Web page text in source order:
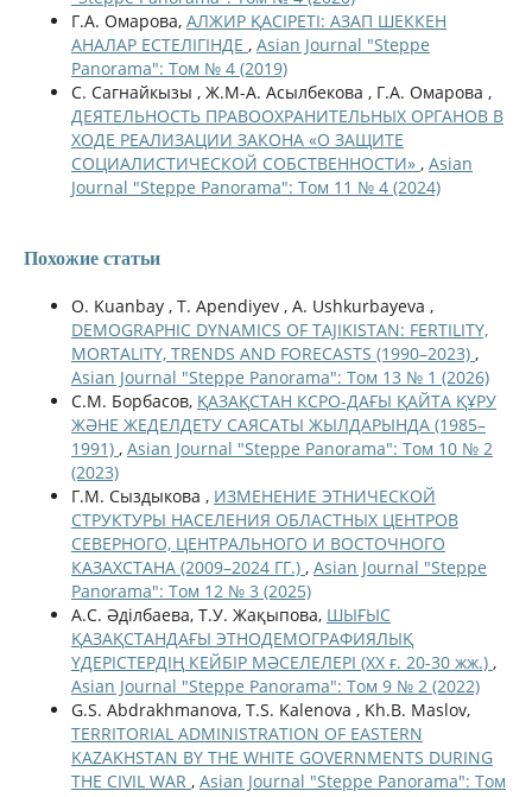
Г.А. Омарова, АЛЖИР ҚАСІРЕТІ: АЗАП ШЕККЕН
АНАЛАР ЕСТЕЛІГІНДЕ , Asian Journal "Steppe
Panorama": Том № 4 (2019)
С. Сагнайкызы , Ж.М-А. Асылбекова , Г.А. Омарова ,
ДЕЯТЕЛЬНОСТЬ ПРАВООХРАНИТЕЛЬНЫХ ОРГАНОВ В
ХОДЕ РЕАЛИЗАЦИИ ЗАКОНА «О ЗАЩИТЕ
СОЦИАЛИСТИЧЕСКОЙ СОБСТВЕННОСТИ» , Asian
Journal "Steppe Panorama": Том 11 № 4 (2024)
Похожие статьи
O. Kuanbay , T. Apendiyev , A. Ushkurbayeva ,
DEMOGRAPHIC DYNAMICS OF TAJIKISTAN: FERTILITY,
MORTALITY, TRENDS AND FORECASTS (1990–2023) ,
Asian Journal "Steppe Panorama": Том 13 № 1 (2026)
С.М. Борбасов, ҚАЗАҚСТАН КСРО-ДАҒЫ ҚАЙТА ҚҰРУ
ЖӘНЕ ЖЕДЕЛДЕТУ САЯСАТЫ ЖЫЛДАРЫНДА (1985–
1991) , Asian Journal "Steppe Panorama": Том 10 № 2
(2023)
Г.М. Сыздыкова , ИЗМЕНЕНИЕ ЭТНИЧЕСКОЙ
СТРУКТУРЫ НАСЕЛЕНИЯ ОБЛАСТНЫХ ЦЕНТРОВ
СЕВЕРНОГО, ЦЕНТРАЛЬНОГО И ВОСТОЧНОГО
КАЗАХСТАНА (2009–2024 ГГ.) , Asian Journal "Steppe
Panorama": Том 12 № 3 (2025)
А.С. Әділбаева, Т.У. Жақыпова, ШЫҒЫС
ҚАЗАҚСТАНДАҒЫ ЭТНОДЕМОГРАФИЯЛЫҚ
ҮДЕРІСТЕРДІҢ КЕЙБІР МӘСЕЛЕЛЕРІ (ХХ ғ. 20-30 жж.) ,
Asian Journal "Steppe Panorama": Том 9 № 2 (2022)
G.S. Abdrakhmanova, T.S. Kalenova , Kh.B. Maslov,
TERRITORIAL ADMINISTRATION OF EASTERN
KAZAKHSTAN BY THE WHITE GOVERNMENTS DURING
THE CIVIL WAR , Asian Journal "Steppe Panorama": Том